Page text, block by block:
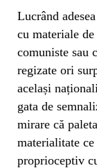
Lucrând
cu materiale
comuniste sau
regizate ori
același
gata de
mirare că
materialitate
proprioceptiv